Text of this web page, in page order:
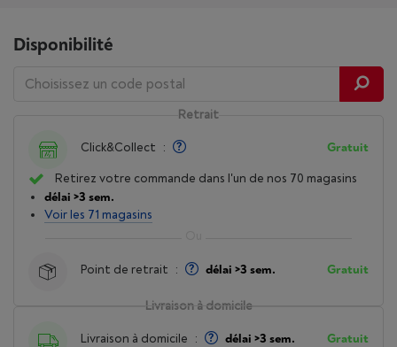
Disponibilité
Livraison à domicile
Livraison à domicile : délai >3 sem. Gratuit
Retrait
Click&Collect : Gratuit
Retirez votre commande dans l'un de nos 70 magasins
délai >3 sem.
Voir les 71 magasins
Point de retrait : délai >3 sem. Gratuit